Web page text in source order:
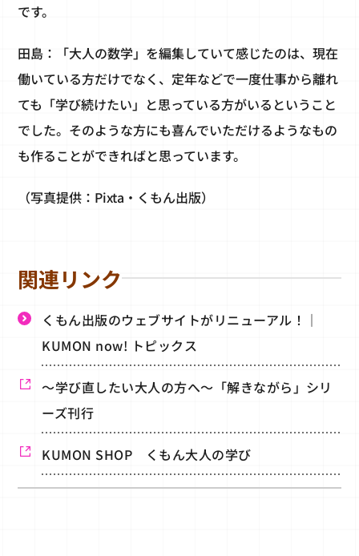
です。
田島：「大人の数学」を編集していて感じたのは、現在
働いている方だけでなく、定年などで一度仕事から離れ
ても「学び続けたい」と思っている方がいるということ
でした。そのような方にも喜んでいただけるようなもの
も作ることができればと思っています。
（写真提供：Pixta・くもん出版）
関連リンク
くもん出版のウェブサイトがリニューアル！｜
KUMON now! トピックス
～学び直したい大人の方へ～「解きながら」シリ
ーズ刊行
KUMON SHOP くもん大人の学び